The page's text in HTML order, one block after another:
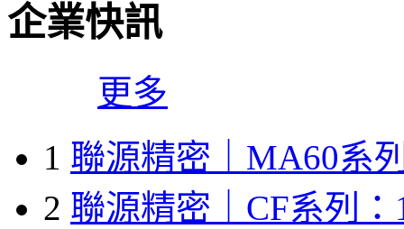
企業快訊
更多
1 聯源精密｜MA60系
2 聯源精密｜CF系列：